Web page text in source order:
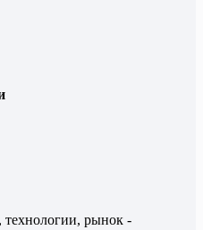
рынок -